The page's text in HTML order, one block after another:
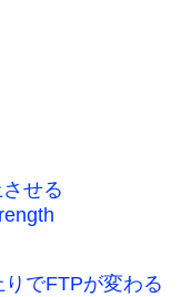
せる
でFTPが変わる